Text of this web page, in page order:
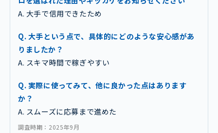
A. 大手で信用できたため
Q. 大手という点で、具体的にどのような安心感があ
りましたか？
A. スキマ時間で稼ぎやすい
Q. 実際に使ってみて、他に良かった点はあります
か？
A. スムーズに応募まで進めた
調査時期：2025年9月